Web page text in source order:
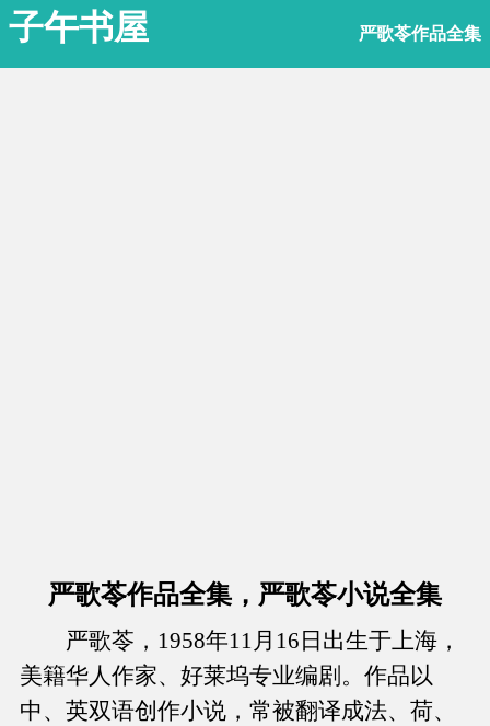
子午书屋 严歌苓作品全集
严歌苓作品全集，严歌苓小说全集
严歌苓，1958年11月16日出生于上海，
美籍华人作家、好莱坞专业编剧。作品以
中、英双语创作小说，常被翻译成法、荷、